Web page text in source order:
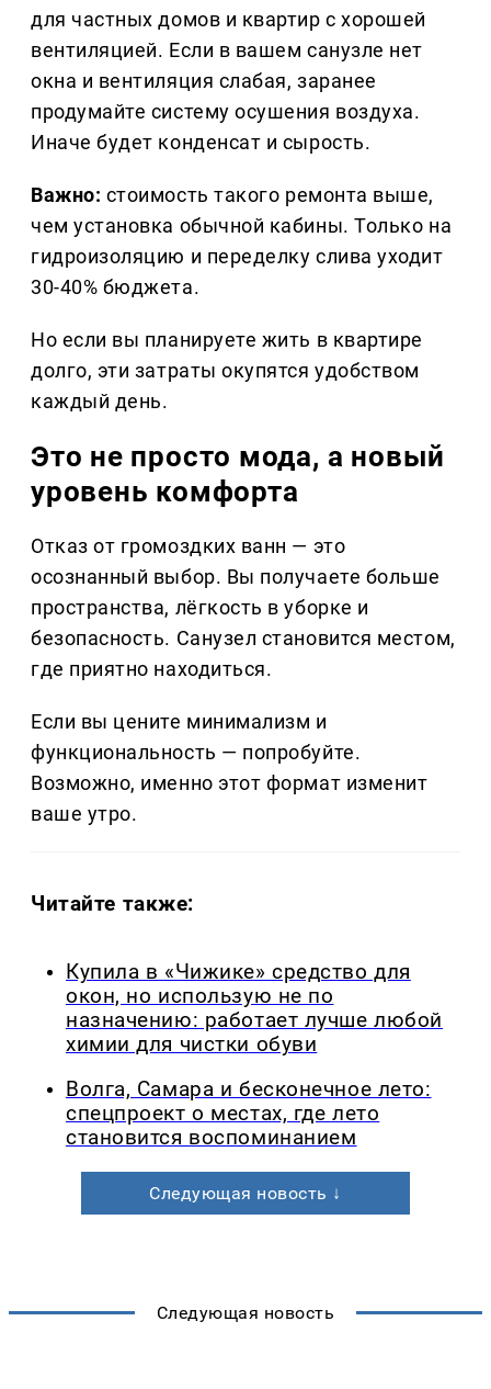
для частных домов и квартир с хорошей
вентиляцией. Если в вашем санузле нет
окна и вентиляция слабая, заранее
продумайте систему осушения воздуха.
Иначе будет конденсат и сырость.
Важно: стоимость такого ремонта выше,
чем установка обычной кабины. Только на
гидроизоляцию и переделку слива уходит
30-40% бюджета.
Но если вы планируете жить в квартире
долго, эти затраты окупятся удобством
каждый день.
Это не просто мода, а новый
уровень комфорта
Отказ от громоздких ванн — это
осознанный выбор. Вы получаете больше
пространства, лёгкость в уборке и
безопасность. Санузел становится местом,
где приятно находиться.
Если вы цените минимализм и
функциональность — попробуйте.
Возможно, именно этот формат изменит
ваше утро.
Читайте также:
Купила в «Чижике» средство для
окон, но использую не по
назначению: работает лучше любой
химии для чистки обуви
Волга, Самара и бесконечное лето:
спецпроект о местах, где лето
становится воспоминанием
Следующая новость ↓
Следующая новость